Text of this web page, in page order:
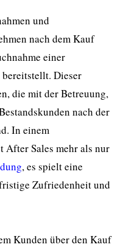
und
nach dem Kauf
einer
Dieser
die mit der Betreuung,
nach der
In einem
After Sales mehr als nur
, es spielt eine
Zufriedenheit und
Kunden über den Kauf